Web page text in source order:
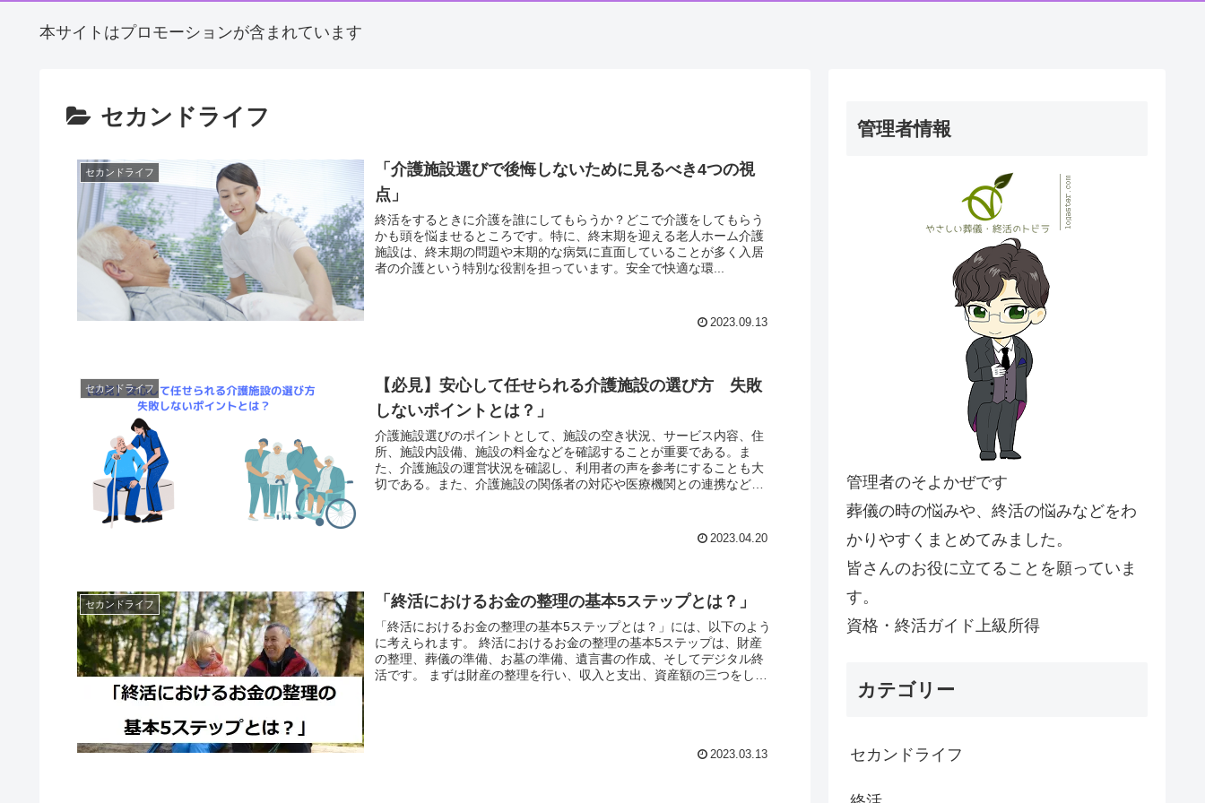
本サイトはプロモーションが含まれています
セカンドライフ
セカンドライフ
「介護施設選びで後悔しないために見るべき4つの視
点」
終活をするときに介護を誰にしてもらうか？どこで介護をしてもらう
かも頭を悩ませるところです。特に、終末期を迎える老人ホーム介護
施設は、終末期の問題や末期的な病気に直面していることが多く入居
者の介護という特別な役割を担っています。安全で快適な環...
2023.09.13
セカンドライフ
【必見】安心して任せられる介護施設の選び方 失敗
しないポイントとは？」
介護施設選びのポイントとして、施設の空き状況、サービス内容、住
所、施設内設備、施設の料金などを確認することが重要である。ま
た、介護施設の運営状況を確認し、利用者の声を参考にすることも大
切である。また、介護施設の関係者の対応や医療機関との連携なども
2023.04.20
セカンドライフ 「終活におけるお金の整理の基本5ステップとは？」
「終活におけるお金の整理の基本5ステップとは？」には、以下のよう
に考えられます。 終活におけるお金の整理の基本5ステップは、財産
の整理、葬儀の準備、お墓の準備、遺言書の作成、そしてデジタル終
活です。 まずは財産の整理を行い、収入と支出、資産額の三つをしっ
2023.03.13
管理者情報
管理者のそよかぜです
葬儀の時の悩みや、終活の悩みなどをわ
かりやすくまとめてみました。
皆さんのお役に立てることを願っていま
す。
資格・終活ガイド上級所得
カテゴリー
セカンドライフ